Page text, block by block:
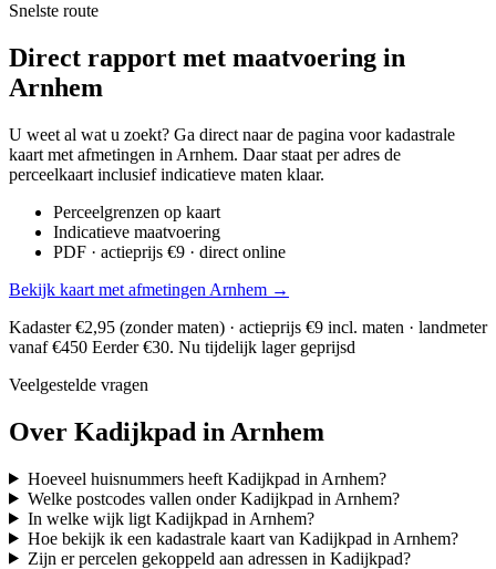
Snelste route
Direct rapport met maatvoering in
Arnhem
U weet al wat u zoekt? Ga direct naar de pagina voor kadastrale
kaart met afmetingen in Arnhem. Daar staat per adres de
perceelkaart inclusief indicatieve maten klaar.
Perceelgrenzen op kaart
Indicatieve maatvoering
PDF · actieprijs €9 · direct online
Bekijk kaart met afmetingen Arnhem →
Kadaster €2,95 (zonder maten) · actieprijs €9 incl. maten · landmeter
vanaf €450 Eerder €30. Nu tijdelijk lager geprijsd
Veelgestelde vragen
Over Kadijkpad in Arnhem
Hoeveel huisnummers heeft Kadijkpad in Arnhem?
Welke postcodes vallen onder Kadijkpad in Arnhem?
In welke wijk ligt Kadijkpad in Arnhem?
Hoe bekijk ik een kadastrale kaart van Kadijkpad in Arnhem?
Zijn er percelen gekoppeld aan adressen in Kadijkpad?